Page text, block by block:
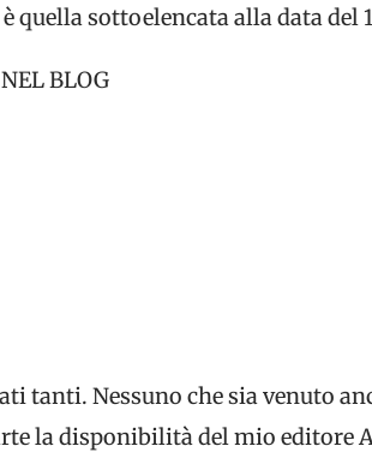
quella sottoelencata alla data del
BLOG
tanti. Nessuno che sia venuto
la disponibilità del mio editore